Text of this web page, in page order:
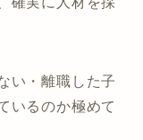
い・離職した子
るのか極めて